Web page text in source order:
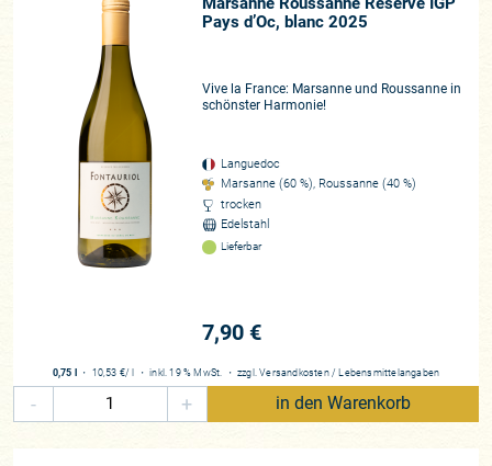
Pays d’Oc, blanc 2025
Vive la France: Marsanne und Roussanne in
schönster Harmonie!
Languedoc
Marsanne (60 %), Roussanne (40 %)
trocken
Edelstahl
Lieferbar
7,90 €
0,75 l ・ 10,53 €/ l ・inkl. 19 % MwSt. ・ zzgl.Versandkosten / Lebensmittelangaben
- + in den Warenkorb